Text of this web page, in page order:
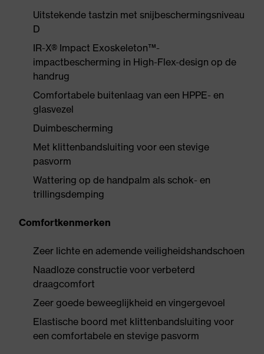
Uitstekende tastzin met snijbeschermingsniveau
D
IR-X® Impact Exoskeleton™-
impactbescherming in High-Flex-design op de
handrug
Comfortabele buitenlaag van een HPPE- en
glasvezel
Duimbescherming
Met klittenbandsluiting voor een stevige
pasvorm
Wattering op de handpalm als schok- en
trillingsdemping
Comfortkenmerken
Zeer lichte en ademende veiligheidshandschoen
Naadloze constructie voor verbeterd
draagcomfort
Zeer goede beweeglijkheid en vingergevoel
Elastische boord met klittenbandsluiting voor
een comfortabele en stevige pasvorm